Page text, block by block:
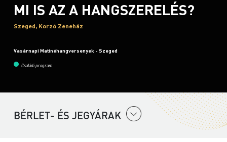
MI IS AZ A HANGSZERELÉS?
Szeged, Korzó Zeneház
Vasárnapi Matinéhangversenyek - Szeged
Családi program
BÉRLET- ÉS JEGYÁRAK